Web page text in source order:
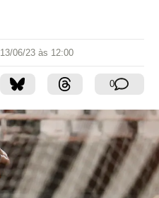
13/06/23 às 12:00
0